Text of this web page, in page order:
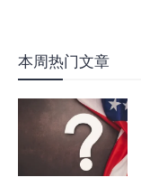
本周热门文章